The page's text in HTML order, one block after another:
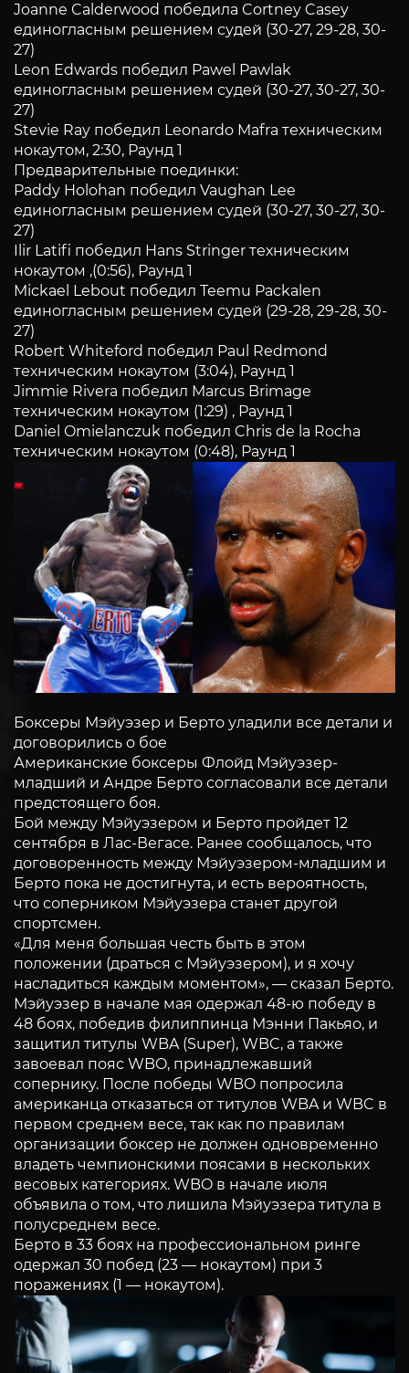
Joanne Calderwood победила Cortney Casey
единогласным решением судей (30-27, 29-28, 30-
27)
Leon Edwards победил Pawel Pawlak
единогласным решением судей (30-27, 30-27, 30-
27)
Stevie Ray победил Leonardo Mafra техническим
нокаутом, 2:30, Раунд 1
Предварительные поединки:
Paddy Holohan победил Vaughan Lee
единогласным решением судей (30-27, 30-27, 30-
27)
Ilir Latifi победил Hans Stringer техническим
нокаутом ,(0:56), Раунд 1
Mickael Lebout победил Teemu Packalen
единогласным решением судей (29-28, 29-28, 30-
27)
Robert Whiteford победил Paul Redmond
техническим нокаутом (3:04), Раунд 1
Jimmie Rivera победил Marcus Brimage
техническим нокаутом (1:29) , Раунд 1
Daniel Omielanczuk победил Chris de la Rocha
техническим нокаутом (0:48), Раунд 1
Боксеры Мэйуэзер и Берто уладили все детали и
договорились о бое
Американские боксеры Флойд Мэйуэзер-
младший и Андре Берто согласовали все детали
предстоящего боя.
Бой между Мэйуэзером и Берто пройдет 12
сентября в Лас-Вегасе. Ранее сообщалось, что
договоренность между Мэйуэзером-младшим и
Берто пока не достигнута, и есть вероятность,
что соперником Мэйуэзера станет другой
спортсмен.
«Для меня большая честь быть в этом
положении (драться с Мэйуэзером), и я хочу
насладиться каждым моментом», — сказал Берто.
Мэйуэзер в начале мая одержал 48-ю победу в
48 боях, победив филиппинца Мэнни Пакьяо, и
защитил титулы WBA (Super), WBC, а также
завоевал пояс WBO, принадлежавший
сопернику. После победы WBO попросила
американца отказаться от титулов WBA и WBC в
первом среднем весе, так как по правилам
организации боксер не должен одновременно
владеть чемпионскими поясами в нескольких
весовых категориях. WBO в начале июля
объявила о том, что лишила Мэйуэзера титула в
полусреднем весе.
Берто в 33 боях на профессиональном ринге
одержал 30 побед (23 — нокаутом) при 3
поражениях (1 — нокаутом).